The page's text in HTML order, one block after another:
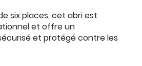
six places, cet abri est
et offre un
et protégé contre les